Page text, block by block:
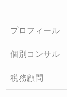
プロフィール
個別コンサル
税務顧問